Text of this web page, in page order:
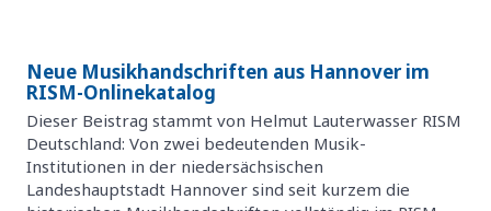
Neue Musikhandschriften aus Hannover im
RISM-Onlinekatalog
Dieser Beistrag stammt von Helmut Lauterwasser RISM
Deutschland: Von zwei bedeutenden Musik-
Institutionen in der niedersächsischen
Landeshauptstadt Hannover sind seit kurzem die